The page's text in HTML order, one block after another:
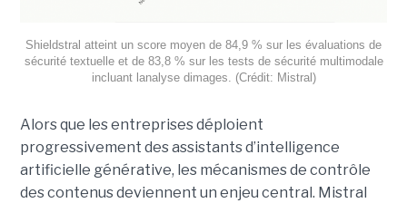
Shieldstral atteint un score moyen de 84,9 % sur les évaluations de
sécurité textuelle et de 83,8 % sur les tests de sécurité multimodale
incluant lanalyse dimages. (Crédit: Mistral)
Alors que les entreprises déploient
progressivement des assistants d’intelligence
artificielle générative, les mécanismes de contrôle
des contenus deviennent un enjeu central. Mistral